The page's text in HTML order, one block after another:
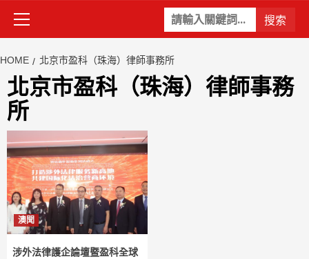
關
鍵
Primary
Menu
HOME 北京市盈科（珠海）律師事務所
北京市盈科（珠海）律師事務
所
澳聞
涉外法律護企論壇暨盈科全球